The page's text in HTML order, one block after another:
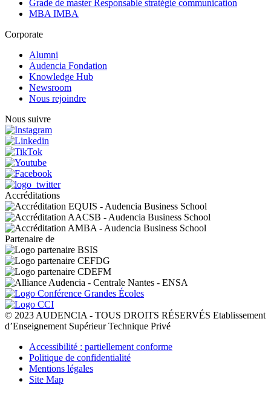
Grade de master Responsable stratégie communication
MBA IMBA
Corporate
Alumni
Audencia Fondation
Knowledge Hub
Newsroom
Nous rejoindre
Nous suivre
Accréditations
Partenaire de
© 2023 AUDENCIA - TOUS DROITS RÉSERVÉS Etablissement
d’Enseignement Supérieur Technique Privé
Pied
page
Accessibilité : partiellement conforme
Politique de confidentialité
Mentions légales
Site Map